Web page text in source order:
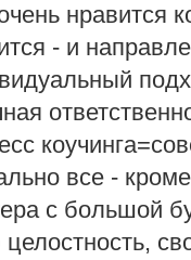
нравится
- и
все -
с большой